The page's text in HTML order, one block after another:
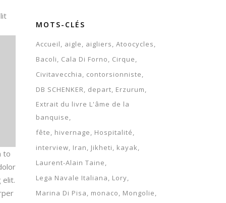
to
elit.
MOTS-CLÉS
Accueil aigle aigliers Atoocycles
Bacoli
Cala Di Forno
Cirque
Civitavecchia
contorsionniste
DB SCHENKER depart Erzurum
Extrait du livre L'âme de la
banquise
fête
hivernage
Hospitalité
interview Iran Jikheti
kayak
Laurent-Alain Taine
Lega Navale Italiana
Lory
Marina Di Pisa
monaco
Mongolie